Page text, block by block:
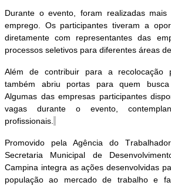
Durante o evento, foram realizadas mais
emprego
Os participantes tiveram a
diretamente com representantes das
processos seletivos para diferentes áreas
Além de contribuir para a recolocação
também abriu portas para quem
Algumas das empresas participantes
vagas durante o evento,
profissionais.
Promovido pela Agência do
Secretaria Municipal de
Campina integra as ações desenvolvidas
população ao mercado de trabalho e